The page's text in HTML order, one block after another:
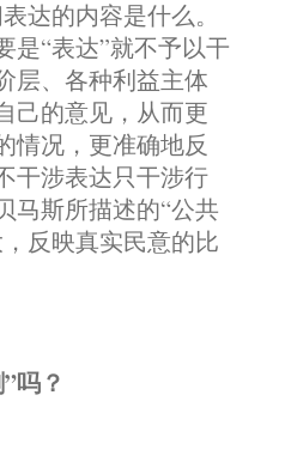
达的内容是什么。
是“表达”就不予以干
层、各种利益主体
己的意见，从而更
情况，更准确地反
干涉表达只干涉行
马斯所描述的“公共
反映真实民意的比
吗？